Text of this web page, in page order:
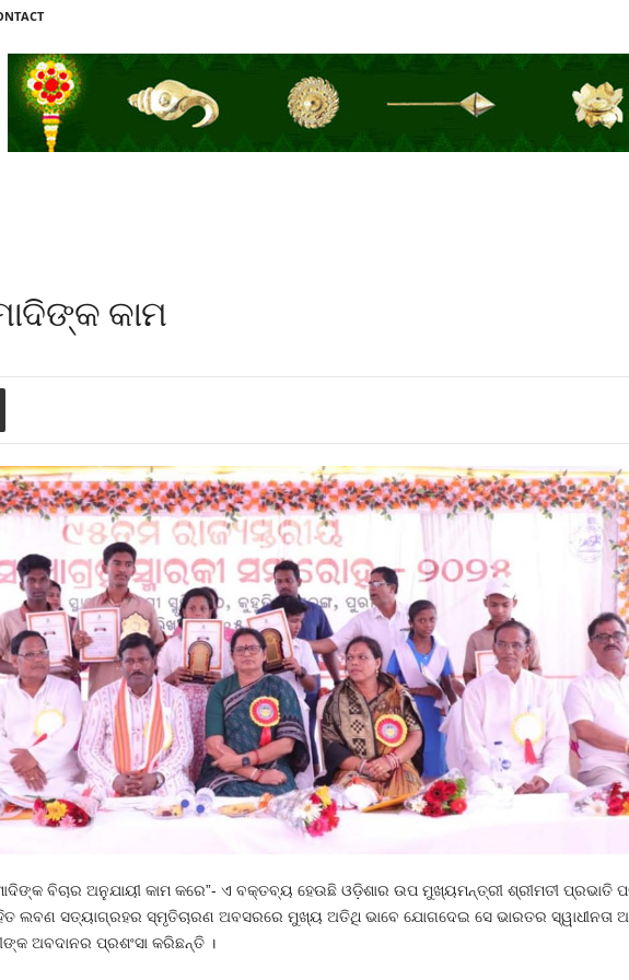
କାମ
ବିଚାର ଅନୁଯାୟୀ କାମ କରେ”- ଏ ବକ୍ତବ୍ୟ ହେଉଛି ଓଡ଼ିଶାର ଉପ ମୁଖ୍ୟମନ୍ତ୍ରୀ ଶ୍ରୀମତୀ ପ୍ରଭାତି
ଲବଣ ସତ୍ୟାଗ୍ରହର ସ୍ମୃତିଚାରଣ ଅବସରରେ ମୁଖ୍ୟ ଅତିଥି ଭାବେ ଯୋଗଦେଇ ସେ ଭାରତର ସ୍ୱାଧୀନତା
ଅବଦାନର ପ୍ରଶଂସା କରିଛନ୍ତି ।